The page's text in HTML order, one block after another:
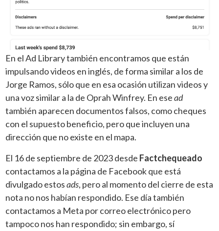
En el Ad Library también encontramos que están
impulsando videos en inglés, de forma similar a los de
Jorge Ramos, sólo que en esa ocasión utilizan videos y
una voz similar a la de Oprah Winfrey. En esead
también aparecen documentos falsos, como cheques
con el supuesto beneficio, pero que incluyen una
dirección que no existe en el mapa.
El 16 de septiembre de 2023 desde Factchequeado
contactamos a la página de Facebook que está
divulgado estosads, pero al momento del cierre de esta
nota no nos habían respondido. Ese día también
contactamos a Meta por correo electrónico pero
tampoco nos han respondido; sin embargo, sí